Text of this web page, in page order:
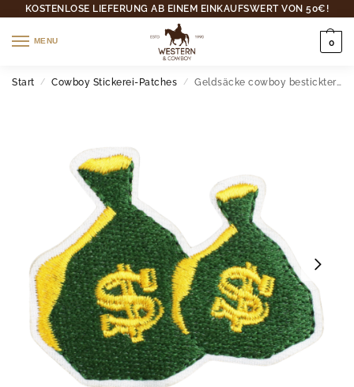
KOSTENLOSE LIEFERUNG AB EINEM EINKAUFSWERT VON 50€!
MENU 0
Start / Cowboy Stickerei-Patches / Geldsäcke cowboy bestickter patch